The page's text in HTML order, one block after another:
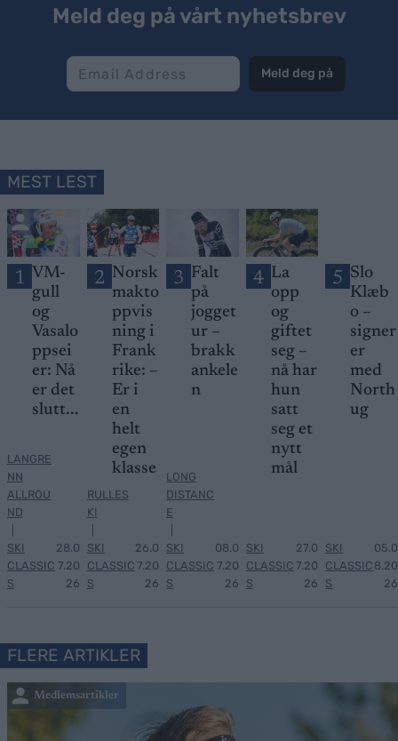
Meld deg på vårt nyhetsbrev
Meld deg på
MEST LEST
1 VM-
gull
og
Vasalo
ppsei
er: Nå
er det
slutt...
LANGRE
NN
ALLROU
ND
SKI
CLASSIC
S
28.0
7.20
26
2 Norsk
makto
ppvis
ning i
Frank
rike: –
Er i
en
helt
egen
klasse
RULLES
KI
SKI
CLASSIC
S
26.0
7.20
26
3 Falt
på
jogget
ur –
brakk
ankele
n
LONG
DISTANC
E
SKI
CLASSIC
S
08.0
7.20
26
4 La
opp
og
giftet
seg –
nå har
hun
satt
seg et
nytt
mål
SKI
CLASSIC
S
27.0
7.20
26
5 Slo
Klæb
o –
signer
er
med
North
ug
SKI
CLASSIC
S
05.0
8.20
26
FLERE ARTIKLER
Medlemsartikler